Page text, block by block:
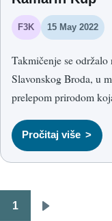
F3K 15 May 2022
Takmičenje se održalo
Slavonskog Broda, u
prelepom prirodom
jahačkim stazama.
Pročitaj više
Pagination
1